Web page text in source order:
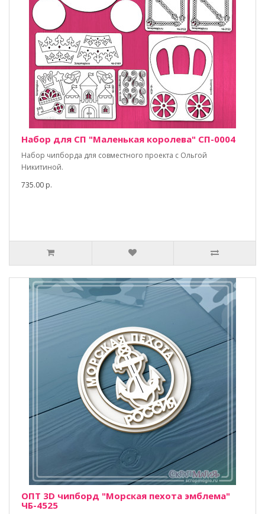
Набор для СП "Маленькая королева" СП-0004
Набор чипборда для совместного проекта с Ольгой
Никитиной.
735.00 р.
ОПТ 3D чипборд "Морская пехота эмблема"
ЧБ-4525